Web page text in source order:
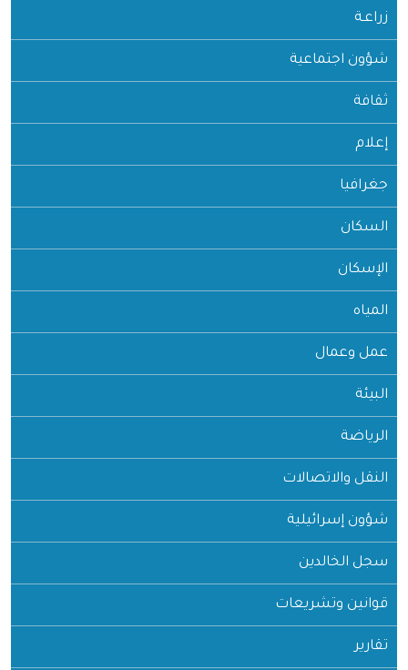
زراعـة
شؤون اجتماعية
ثقافة
إعلام
جغرافيا
السكان
الإسكان
المياه
عمل وعمال
البيئة
الرياضة
النقل والاتصالات
شؤون إسرائيلية
سجل الخالدين
قوانين وتشريعات
تقارير